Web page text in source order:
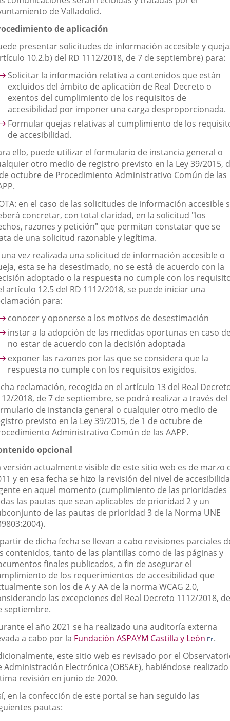
de Valladolid.
de aplicación
presentar solicitudes de información accesible y
10.2.b) del RD 1112/2018, de 7 de septiembre) para:
Solicitar la información relativa a contenidos que están
excluidos del ámbito de aplicación de Real Decreto o
exentos del cumplimiento de los requisitos de
accesibilidad por imponer una carga desproporcionada.
Formular quejas relativas al cumplimiento de los
de accesibilidad.
ello, puede utilizar el formulario de instancia general o
otro medio de registro previsto en la Ley 39/2015,
octubre de Procedimiento Administrativo Común de las
en el caso de las solicitudes de información accesible
concretar, con total claridad, en la solicitud "los
razones y petición" que permitan constatar que se
de una solicitud razonable y legítima.
una vez realizada una solicitud de información accesible o
esta se ha desestimado, no se está de acuerdo con la
adoptado o la respuesta no cumple con los
artículo 12.5 del RD 1112/2018, se puede iniciar una
para:
conocer y oponerse a los motivos de desestimación
instar a la adopción de las medidas oportunas en caso
no estar de acuerdo con la decisión adoptada
exponer las razones por las que se considera que la
respuesta no cumple con los requisitos exigidos.
reclamación, recogida en el artículo 13 del Real
2018, de 7 de septiembre, se podrá realizar a través del
de instancia general o cualquier otro medio de
previsto en la Ley 39/2015, de 1 de octubre de
Administrativo Común de las AAPP.
opcional
versión actualmente visible de este sitio web es de marzo
y en esa fecha se hizo la revisión del nivel de
en aquel momento (cumplimiento de las prioridades
las pautas que sean aplicables de prioridad 2 y un
de las pautas de prioridad 3 de la Norma UNE
de dicha fecha se llevan a cabo revisiones parciales
contenidos, tanto de las plantillas como de las páginas y
finales publicados, a fin de asegurar el
de los requerimientos de accesibilidad que
son los de A y AA de la norma WCAG 2.0,
las excepciones del Real Decreto 1112/2018,
septiembre.
el año 2021 se ha realizado una auditoría externa
a cabo por la Fundación ASPAYM Castilla y León
una
.
este sitio web es revisado por el
Administración Electrónica (OBSAE), habiéndose
revisión en junio de 2020.
en la confección de este portal se han seguido las
pautas: